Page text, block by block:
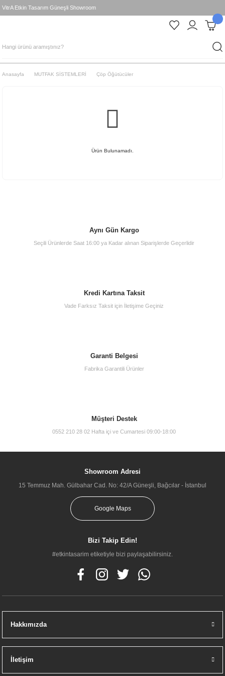
VitrA Etkin Tasarım Güneşli Showroom
Anasayfa MUTFAK SİSTEMLERİ Çöp Öğütücüler
Ürün Bulunamadı.
Aynı Gün Kargo
Seçili Ürünlerde Saat 16:00 ya Kadar alınan Siparişlerde Geçerlidir
Kredi Kartına Taksit
Vade Farksız Taksit için İletişime Geçiniz
Garanti Belgesi
Fabrika Garantili Ürünler
Müşteri Destek
0552 210 28 02 Hafta içi ve Cumartesi 09:00-18:00
Showroom Adresi
15 Temmuz Mah. Gülbahar Cad. No: 42/A Güneşli, Bağcılar - İstanbul
Google Maps
Bizi Takip Edin!
#etkintasarim etiketiyle bizi paylaşabilirsiniz.
Hakkımızda
İletişim